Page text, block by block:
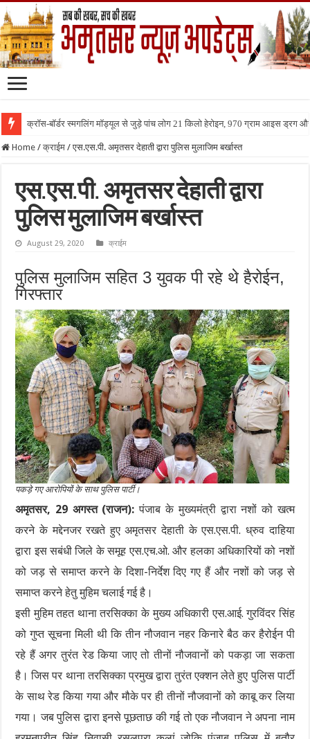
क्रॉस-बॉर्डर स्मगलिंग मॉड्यूल से जुड़े पांच लोग 21 किलो हेरोइन, 970 ग्राम आइस ड्रग
Home / क्राईम / एस.एस.पी. अमृतसर देहाती द्वारा पुलिस मुलाजिम बर्खास्त
एस.एस.पी. अमृतसर देहाती द्वारा
पुलिस मुलाजिम बर्खास्त
August 29, 2020 क्राईम
पुलिस मुलाजिम सहित 3 युवक पी रहे थे हैरोईन,
गिरफ्तार
पकड़े गए आरोपियों के साथ पुलिस पार्टी।
अमृतसर, 29 अगस्त (राजन): पंजाब के मुख्यमंत्री द्वारा नशों को खत्म
करने के मद्देनजर रखते हुए अमृतसर देहाती के एस.एस.पी. ध्रुव दाहिया
द्वारा इस सबंधी जिले के समूह एस.एच.ओ. और हलका अधिकारियों को नशों
को जड़ से समाप्त करने के दिशा-निर्देश दिए गए हैं और नशों को जड़ से
समाप्त करने हेतु मुहिम चलाई गई है।
इसी मुहिम तहत थाना तरसिक्का के मुख्य अधिकारी एस.आई. गुरविंदर सिंह
को गुप्त सूचना मिली थी कि तीन नौजवान नहर किनारे बैठ कर हैरोईन पी
रहे हैं अगर तुरंत रेड किया जाए तो तीनों नौजवानों को पकड़ा जा सकता
है। जिस पर थाना तरसिक्का प्रमुख द्वारा तुरंत एक्शन लेते हुए पुलिस पार्टी
के साथ रेड किया गया और मौके पर ही तीनों नौजवानों को काबू कर लिया
गया। जब पुलिस द्वारा इनसे पूछताछ की गई तो एक नौजवान ने अपना नाम